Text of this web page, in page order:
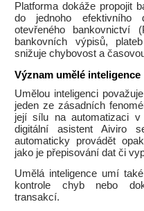
Platforma dokáže propojit
do jednoho efektivního
otevřeného bankovnictví
bankovních výpisů,
snižuje chybovost a
Význam umělé inteligence
Umělou inteligenci
jeden ze zásadních
její sílu na automatizaci v
digitální asistent Aiviro
automaticky provádět
jako je přepisování dat či
Umělá inteligence umí
kontrole chyb nebo
transakcí.